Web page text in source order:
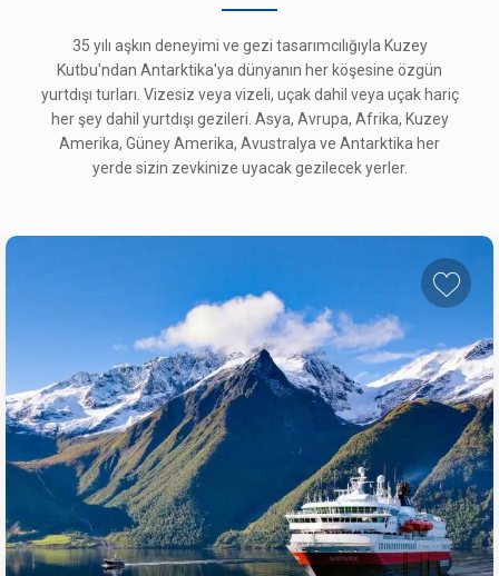
35 yılı aşkın deneyimi ve gezi tasarımcılığıyla Kuzey
Kutbu'ndan Antarktika'ya dünyanın her köşesine özgün
yurtdışı turları. Vizesiz veya vizeli, uçak dahil veya uçak hariç
her şey dahil yurtdışı gezileri. Asya, Avrupa, Afrika, Kuzey
Amerika, Güney Amerika, Avustralya ve Antarktika her
yerde sizin zevkinize uyacak gezilecek yerler.